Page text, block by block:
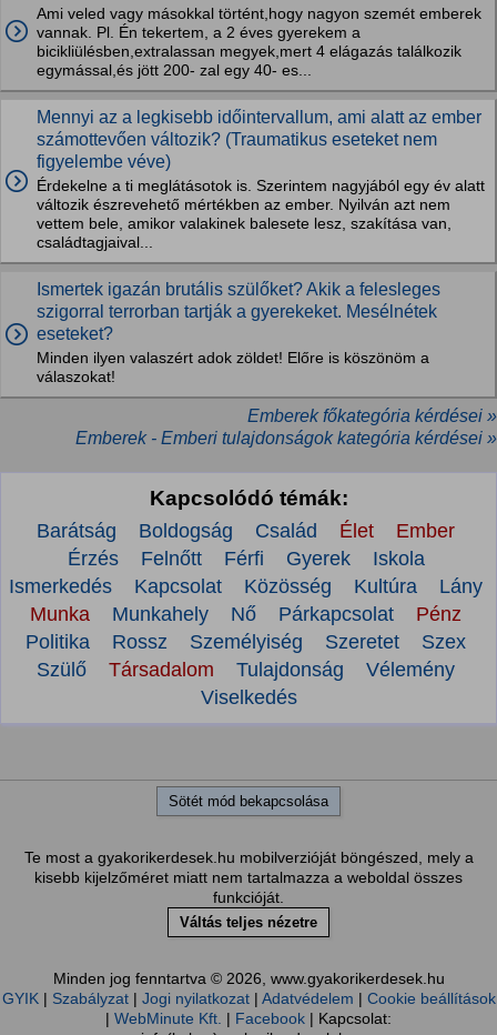
Ami veled vagy másokkal történt,hogy nagyon szemét emberek
vannak. Pl. Én tekertem, a 2 éves gyerekem a
bicikliülésben,extralassan megyek,mert 4 elágazás találkozik
egymással,és jött 200- zal egy 40- es...
Mennyi az a legkisebb időintervallum, ami alatt az ember
számottevően változik? (Traumatikus eseteket nem
figyelembe véve)
Érdekelne a ti meglátásotok is. Szerintem nagyjából egy év alatt
változik észrevehető mértékben az ember. Nyilván azt nem
vettem bele, amikor valakinek balesete lesz, szakítása van,
családtagjaival...
Ismertek igazán brutális szülőket? Akik a felesleges
szigorral terrorban tartják a gyerekeket. Mesélnétek
eseteket?
Minden ilyen valaszért adok zöldet! Előre is köszönöm a
válaszokat!
Emberek főkategória kérdései »
Emberek - Emberi tulajdonságok kategória kérdései »
Kapcsolódó témák:
Barátság Boldogság Család Élet
Ember
Érzés
Felnőtt Férfi Gyerek
Iskola
Ismerkedés
Kapcsolat Közösség Kultúra
Lány
Munka
Munkahely Nő Párkapcsolat
Pénz
Politika
Rossz Személyiség Szeretet
Szex
Szülő
Társadalom Tulajdonság
Vélemény
Viselkedés
Sötét mód bekapcsolása
Te most a gyakorikerdesek.hu mobilverzióját böngészed, mely a
kisebb kijelzőméret miatt nem tartalmazza a weboldal összes
funkcióját.
Váltás teljes nézetre
Minden jog fenntartva © 2026, www.gyakorikerdesek.hu
GYIK| Szabályzat| Jogi nyilatkozat| Adatvédelem | Cookie beállítások
| WebMinute Kft. | Facebook | Kapcsolat: